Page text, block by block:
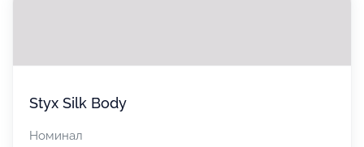
Styx Silk Body
Номинал